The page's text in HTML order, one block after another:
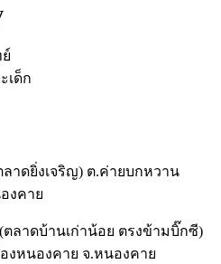
เด็ก
าดยิ่งเจริญ) ต.ค่ายบกหวาน
งคาย
ลาดบ้านเก่าน้อย ตรงข้ามบิ๊กซี)
งหนองคาย จ.หนองคาย